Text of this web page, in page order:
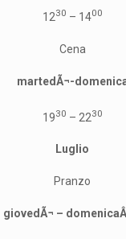
1230 – 1400
Cena
martedÃ¬-
1930 – 2230
Luglio
Pranzo
giovedÃ¬ –